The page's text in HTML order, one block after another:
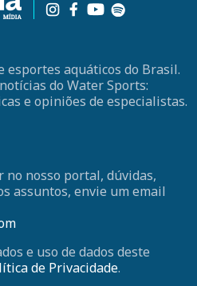
esportes aquáticos do Brasil.
do Water Sports:
e opiniões de especialistas.
no nosso portal, dúvidas,
assuntos, envie um email
e uso de dados deste
de Privacidade.